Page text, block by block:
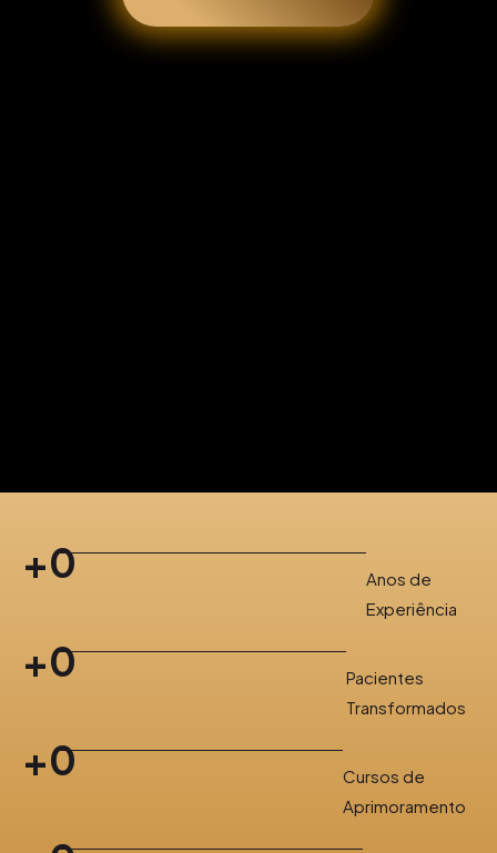
+0
Anos de
Experiência
+0
Pacientes
Transformados
+0
Cursos de
Aprimoramento